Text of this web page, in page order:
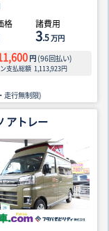
格 諸費用
3.5万円
円 (96回払い)
支払総額 1,113,923円
走行無制限)
アトレー